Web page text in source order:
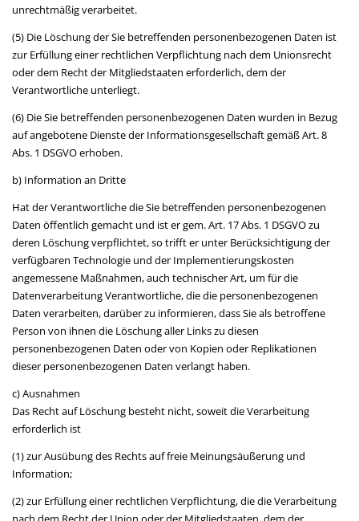
unrechtmäßig verarbeitet.
(5) Die Löschung der Sie betreffenden personenbezogenen Daten ist
zur Erfüllung einer rechtlichen Verpflichtung nach dem Unionsrecht
oder dem Recht der Mitgliedstaaten erforderlich, dem der
Verantwortliche unterliegt.
(6) Die Sie betreffenden personenbezogenen Daten wurden in Bezug
auf angebotene Dienste der Informationsgesellschaft gemäß Art. 8
Abs. 1 DSGVO erhoben.
b) Information an Dritte
Hat der Verantwortliche die Sie betreffenden personenbezogenen
Daten öffentlich gemacht und ist er gem. Art. 17 Abs. 1 DSGVO zu
deren Löschung verpflichtet, so trifft er unter Berücksichtigung der
verfügbaren Technologie und der Implementierungskosten
angemessene Maßnahmen, auch technischer Art, um für die
Datenverarbeitung Verantwortliche, die die personenbezogenen
Daten verarbeiten, darüber zu informieren, dass Sie als betroffene
Person von ihnen die Löschung aller Links zu diesen
personenbezogenen Daten oder von Kopien oder Replikationen
dieser personenbezogenen Daten verlangt haben.
c) Ausnahmen
Das Recht auf Löschung besteht nicht, soweit die Verarbeitung
erforderlich ist
(1) zur Ausübung des Rechts auf freie Meinungsäußerung und
Information;
(2) zur Erfüllung einer rechtlichen Verpflichtung, die die Verarbeitung